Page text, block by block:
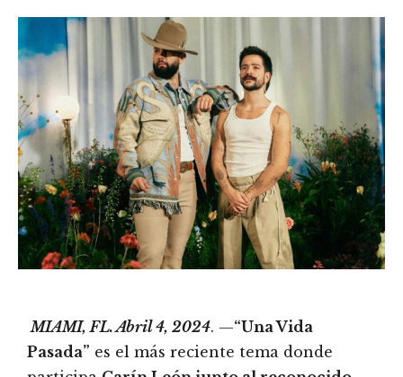
MIAMI, FL. Abril 4, 2024. —“Una Vida
Pasada” es el más reciente tema donde